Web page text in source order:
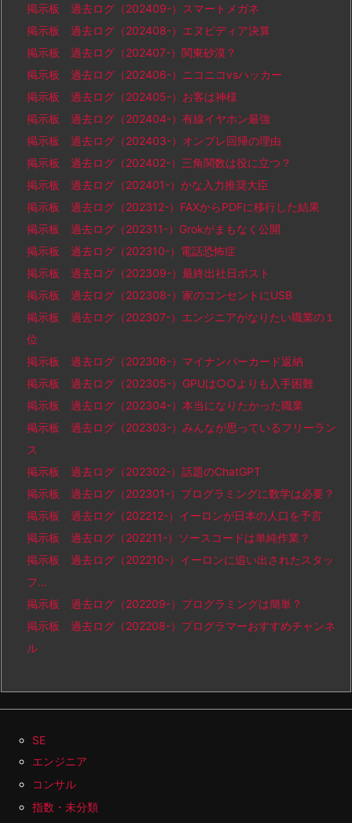
掲示板 過去ログ（202409-）スマートメガネ
掲示板 過去ログ（202408-）エヌビディア決算
掲示板 過去ログ（202407-）関東砂漠？
掲示板 過去ログ（202406-）ニコニコvsハッカー
掲示板 過去ログ（202405-）お客は神様
掲示板 過去ログ（202404-）有線イヤホン最強
掲示板 過去ログ（202403-）オンプレ回帰の理由
掲示板 過去ログ（202402-）三角関数は役に立つ？
掲示板 過去ログ（202401-）かな入力推奨大臣
掲示板 過去ログ（202312-）FAXからPDFに移行した結果
掲示板 過去ログ（202311-）Grokがまもなく公開
掲示板 過去ログ（202310-）電話恐怖症
掲示板 過去ログ（202309-）最終出社日ポスト
掲示板 過去ログ（202308-）家のコンセントにUSB
掲示板 過去ログ（202307-）エンジニアがなりたい職業の１
位
掲示板 過去ログ（202306-）マイナンバーカード返納
掲示板 過去ログ（202305-）GPUは○○よりも入手困難
掲示板 過去ログ（202304-）本当になりたかった職業
掲示板 過去ログ（202303-）みんなが思っているフリーラン
ス
掲示板 過去ログ（202302-）話題のChatGPT
掲示板 過去ログ（202301-）プログラミングに数学は必要？
掲示板 過去ログ（202212-）イーロンが日本の人口を予言
掲示板 過去ログ（202211-）ソースコードは単純作業？
掲示板 過去ログ（202210-）イーロンに追い出されたスタッ
フ…
掲示板 過去ログ（202209-）プログラミングは簡単？
掲示板 過去ログ（202208-）プログラマーおすすめチャンネ
ル
SE
エンジニア
コンサル
指数・未分類